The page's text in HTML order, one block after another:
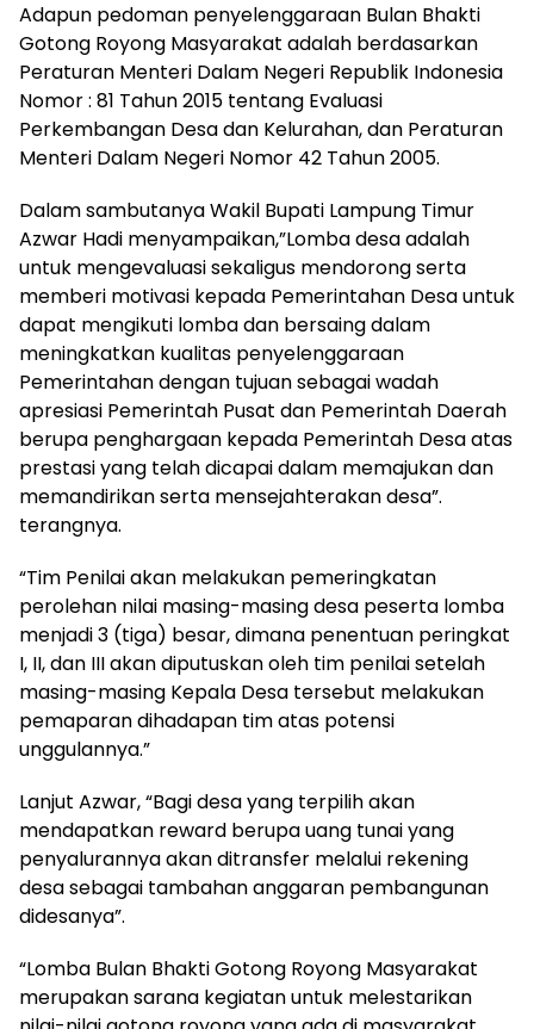
Adapun pedoman penyelenggaraan Bulan Bhakti
Gotong Royong Masyarakat adalah berdasarkan
Peraturan Menteri Dalam Negeri Republik Indonesia
Nomor : 81 Tahun 2015 tentang Evaluasi
Perkembangan Desa dan Kelurahan, dan Peraturan
Menteri Dalam Negeri Nomor 42 Tahun 2005.
Dalam sambutanya Wakil Bupati Lampung Timur
Azwar Hadi menyampaikan,”Lomba desa adalah
untuk mengevaluasi sekaligus mendorong serta
memberi motivasi kepada Pemerintahan Desa untuk
dapat mengikuti lomba dan bersaing dalam
meningkatkan kualitas penyelenggaraan
Pemerintahan dengan tujuan sebagai wadah
apresiasi Pemerintah Pusat dan Pemerintah Daerah
berupa penghargaan kepada Pemerintah Desa atas
prestasi yang telah dicapai dalam memajukan dan
memandirikan serta mensejahterakan desa”.
terangnya.
“Tim Penilai akan melakukan pemeringkatan
perolehan nilai masing-masing desa peserta lomba
menjadi 3 (tiga) besar, dimana penentuan peringkat
I, II, dan III akan diputuskan oleh tim penilai setelah
masing-masing Kepala Desa tersebut melakukan
pemaparan dihadapan tim atas potensi
unggulannya.”
Lanjut Azwar, “Bagi desa yang terpilih akan
mendapatkan reward berupa uang tunai yang
penyalurannya akan ditransfer melalui rekening
desa sebagai tambahan anggaran pembangunan
didesanya”.
“Lomba Bulan Bhakti Gotong Royong Masyarakat
merupakan sarana kegiatan untuk melestarikan